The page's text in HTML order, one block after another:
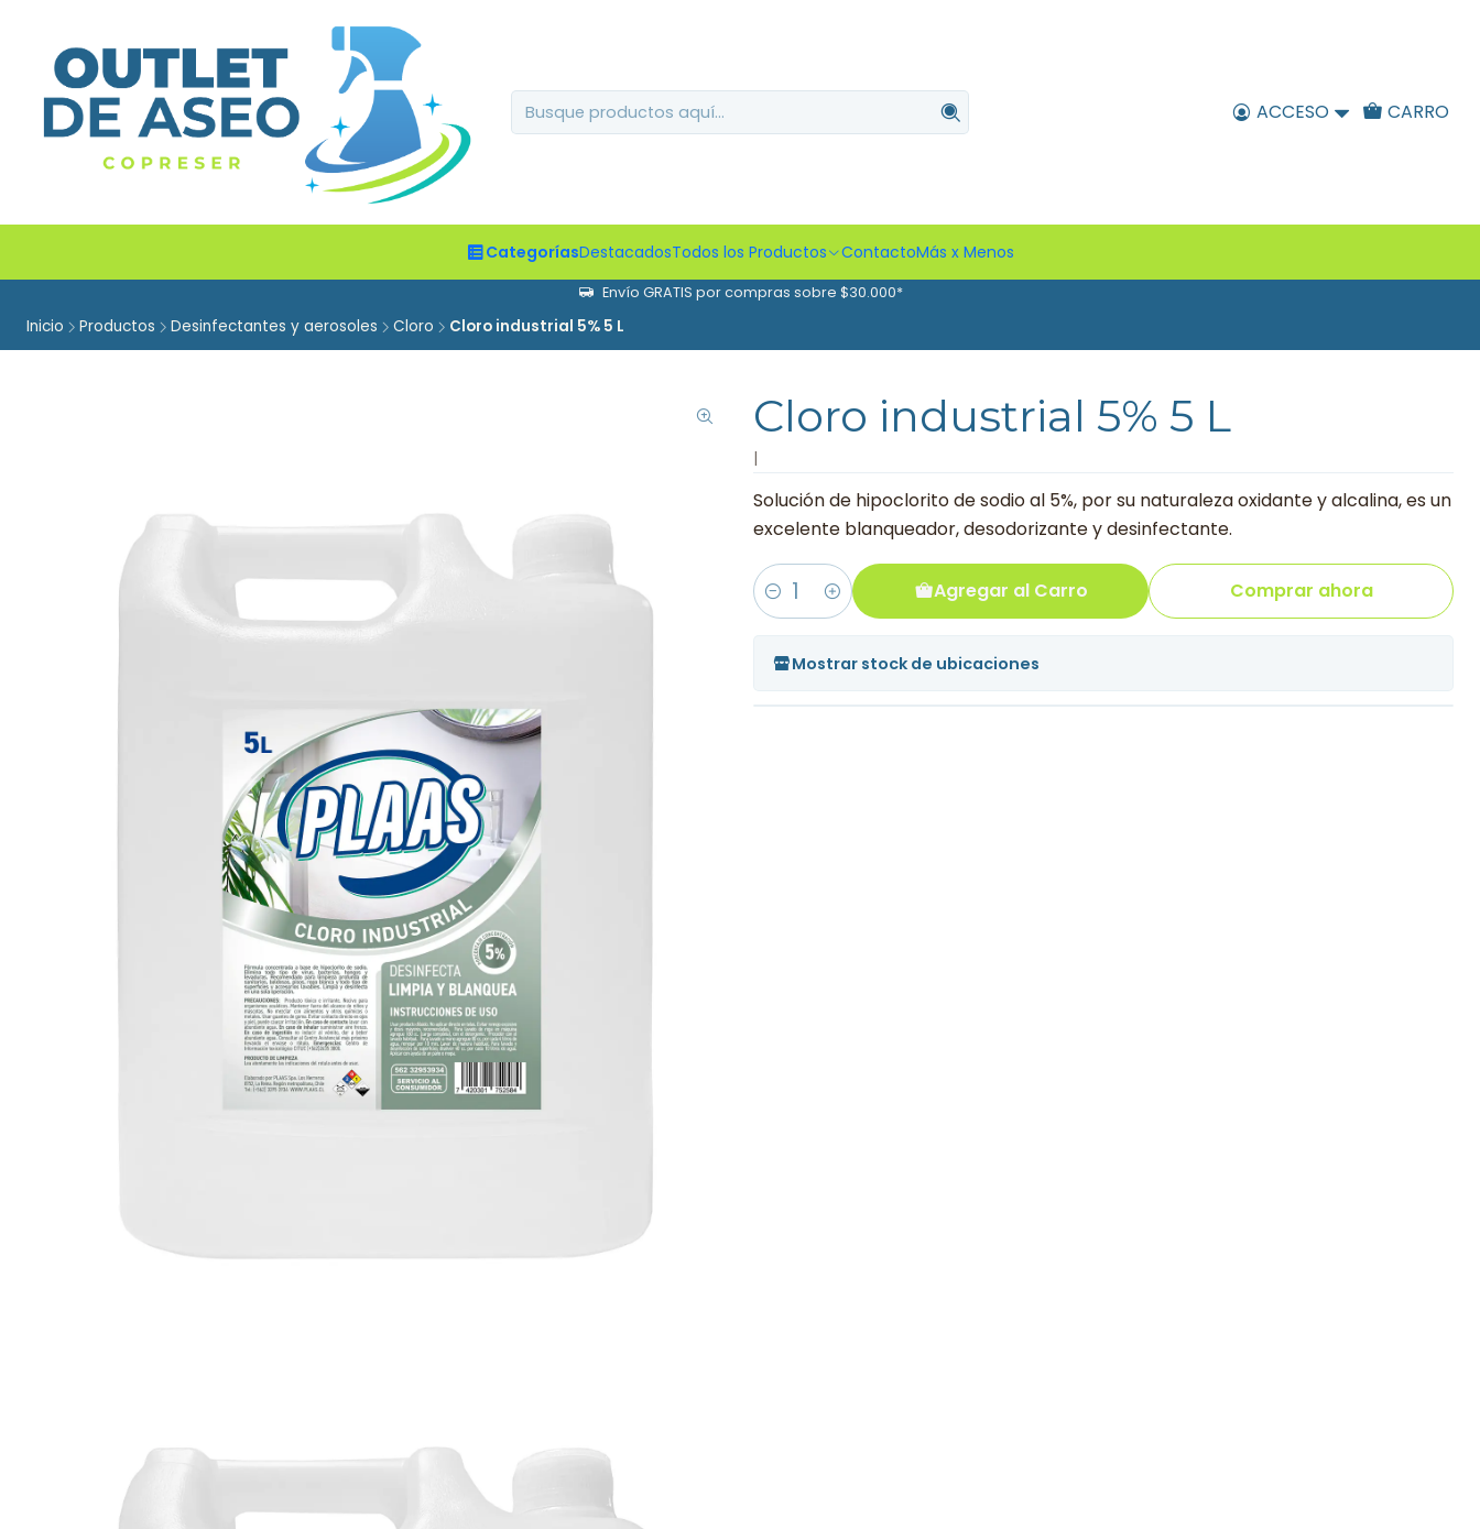
ACCESO CARRO
CategoríasDestacadosTodos los Productos ContactoMás x Menos
Envío GRATIS por compras sobre $30.000*
Inicio Productos Desinfectantes y aerosoles Cloro Cloro industrial 5% 5 L
Cloro industrial 5% 5 L
Solución de hipoclorito de sodio al 5%, por su naturaleza oxidante y alcalina, es un
excelente blanqueador, desodorizante y desinfectante.
Cantidad
Agregar al Carro Comprar ahora
Mostrar stock de ubicaciones